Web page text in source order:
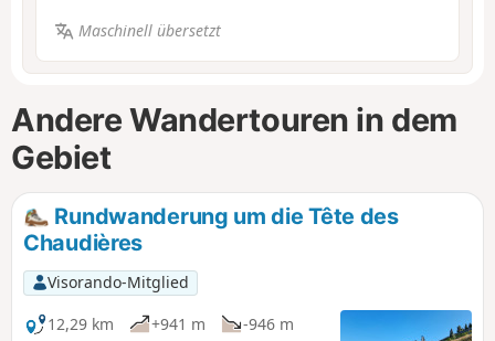
Maschinell übersetzt
Andere Wandertouren in dem
Gebiet
Rundwanderung um die Tête des
Chaudières
Visorando-Mitglied
12,29 km
+941 m -946 m